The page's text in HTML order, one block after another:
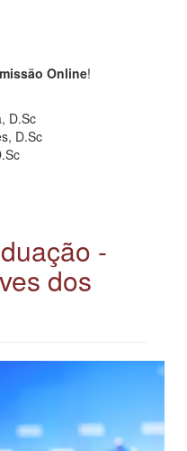
Online!
D.Sc
D.Sc
-
dos